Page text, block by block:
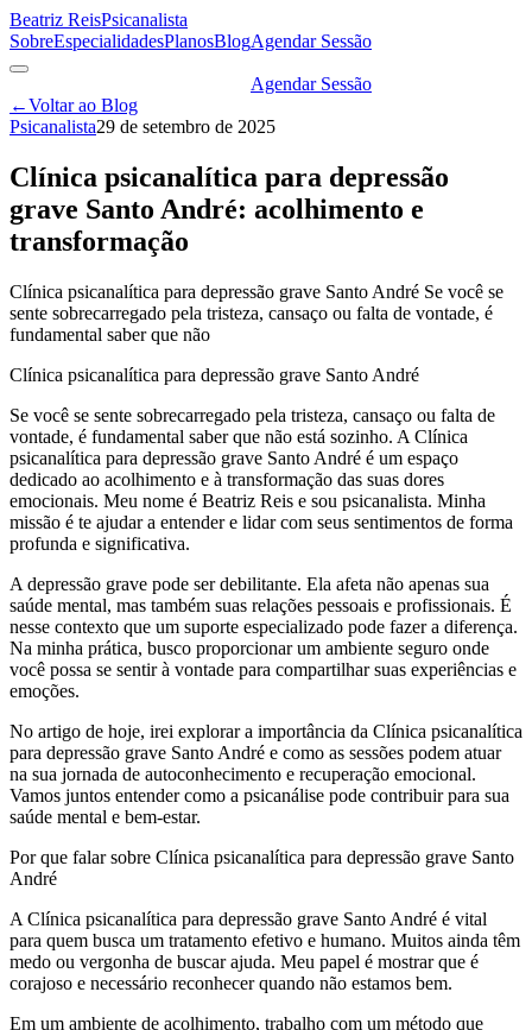
Beatriz ReisPsicanalista
SobreEspecialidadesPlanosBlogAgendar Sessão
Agendar Sessão
←Voltar ao Blog
Psicanalista29 de setembro de 2025
Clínica psicanalítica para depressão
grave Santo André: acolhimento e
transformação
Clínica psicanalítica para depressão grave Santo André Se você se
sente sobrecarregado pela tristeza, cansaço ou falta de vontade, é
fundamental saber que não
Clínica psicanalítica para depressão grave Santo André
Se você se sente sobrecarregado pela tristeza, cansaço ou falta de
vontade, é fundamental saber que não está sozinho. A Clínica
psicanalítica para depressão grave Santo André é um espaço
dedicado ao acolhimento e à transformação das suas dores
emocionais. Meu nome é Beatriz Reis e sou psicanalista. Minha
missão é te ajudar a entender e lidar com seus sentimentos de forma
profunda e significativa.
A depressão grave pode ser debilitante. Ela afeta não apenas sua
saúde mental, mas também suas relações pessoais e profissionais. É
nesse contexto que um suporte especializado pode fazer a diferença.
Na minha prática, busco proporcionar um ambiente seguro onde
você possa se sentir à vontade para compartilhar suas experiências e
emoções.
No artigo de hoje, irei explorar a importância da Clínica psicanalítica
para depressão grave Santo André e como as sessões podem atuar
na sua jornada de autoconhecimento e recuperação emocional.
Vamos juntos entender como a psicanálise pode contribuir para sua
saúde mental e bem-estar.
Por que falar sobre Clínica psicanalítica para depressão grave Santo
André
A Clínica psicanalítica para depressão grave Santo André é vital
para quem busca um tratamento efetivo e humano. Muitos ainda têm
medo ou vergonha de buscar ajuda. Meu papel é mostrar que é
corajoso e necessário reconhecer quando não estamos bem.
Em um ambiente de acolhimento, trabalho com um método que